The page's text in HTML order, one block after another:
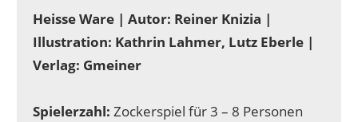
Heisse Ware | Autor: Reiner Knizia |
Illustration: Kathrin Lahmer, Lutz Eberle |
Verlag: Gmeiner
Spielerzahl: Zockerspiel für 3 – 8 Personen